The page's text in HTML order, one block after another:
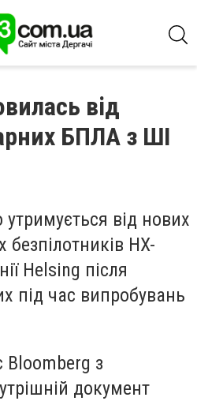
від
БПЛА з ШІ
від нових
HX-
Helsing після
під час випробувань
Bloomberg з
документ